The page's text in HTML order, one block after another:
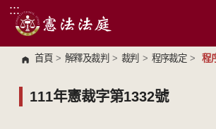
跳到主要內容區塊
:::
首頁 > 解釋及裁判 > 裁判 > 程序裁定 > 程
111年憲裁字第1332號